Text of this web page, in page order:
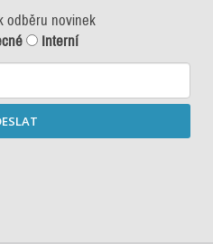
odběru novinek
Interní